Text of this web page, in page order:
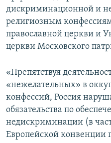
дискриминационной и
религиозным
православной церкви и
церкви Московского
«Препятствуя
«нежелательных» в
конфессий, Россия
обязательства по
недискриминации (в
Европейской конвенции